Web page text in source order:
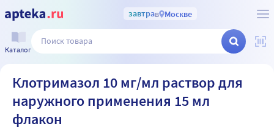
завтрав Москве
Каталог
Клотримазол 10 мг/мл раствор для
наружного применения 15 мл
флакон